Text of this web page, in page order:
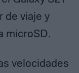
de viaje y
microSD.
velocidades